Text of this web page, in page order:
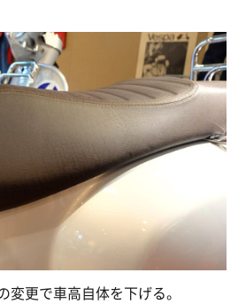
更で車高自体を下げる。